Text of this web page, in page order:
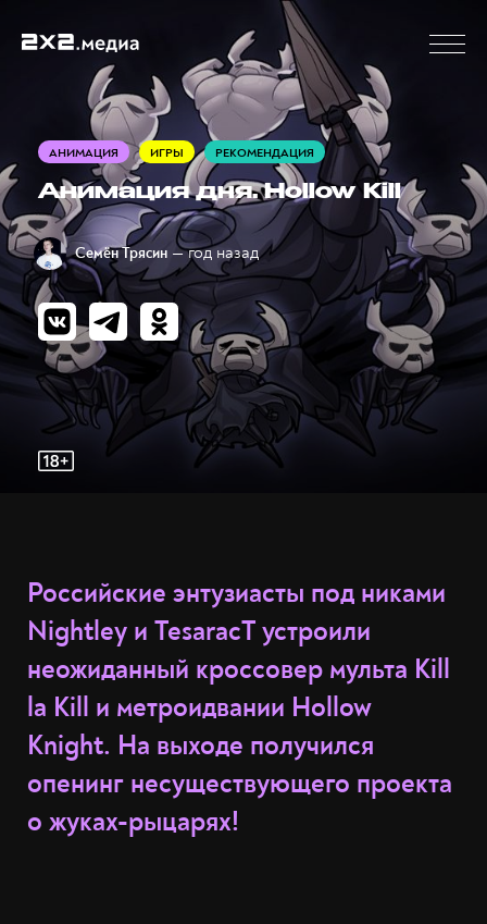
АНИМАЦИЯ ИГРЫ РЕКОМЕНДАЦИЯ
Анимация дня. Hollow Kill
Семён Трясин — год назад
Российские энтузиасты под никами
Nightley и TesaracT устроили
неожиданный кроссовер мульта Kill
la Kill и метроидвании Hollow
Knight. На выходе получился
опенинг несуществующего проекта
о жуках-рыцарях!